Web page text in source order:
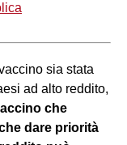
sia stata
ad alto reddito,
che
dare priorità